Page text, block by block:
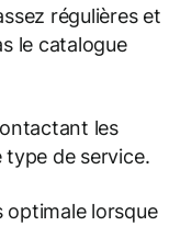
régulières et
le catalogue
les
de service.
optimale lorsque